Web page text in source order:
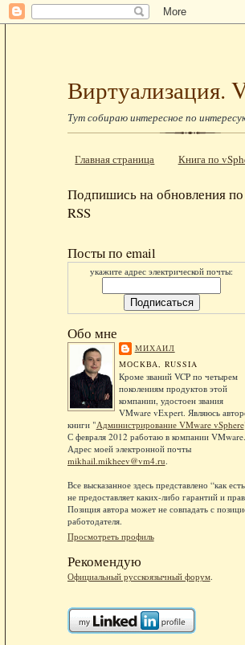
Виртуализация.
Тут собираю интересное по
Главная страница Книга по
Подпишись на обновления по
RSS
Посты по email
укажите адрес электрической почты:
Обо мне
МИХАИЛ
МОСКВА, RUSSIA
Кроме званий VCP по четырем
поколениям продуктов этой
компании, удостоен звания
VMware vExpert. Являюсь
книги "Администрирование VMware vSphere
С февраля 2012 работаю в компании VMware.
Адрес моей электронной почты
mikhail.mikheev@vm4.ru.
Все высказанное здесь представлено “как
не предоставляет каких-либо гарантий и
Позиция автора может не совпадать с
работодателя.
Просмотреть профиль
Рекомендую
Официальный русскоязычный форум.